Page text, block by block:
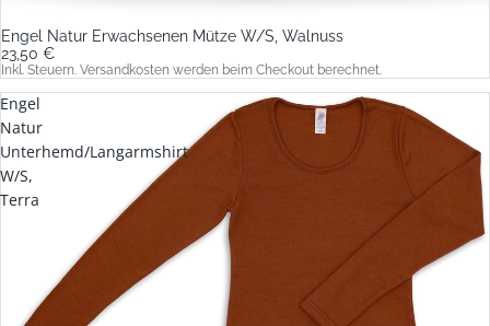
Engel Natur Erwachsenen Mütze W/S, Walnuss
23,50 €
Inkl. Steuern. Versandkosten werden beim Checkout berechnet.
Engel
Natur
Unterhemd/Langarmshirt
W/S,
Terra